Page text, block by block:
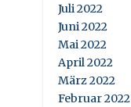
Juli 2022
Juni 2022
Mai 2022
April 2022
März 2022
Februar 2022